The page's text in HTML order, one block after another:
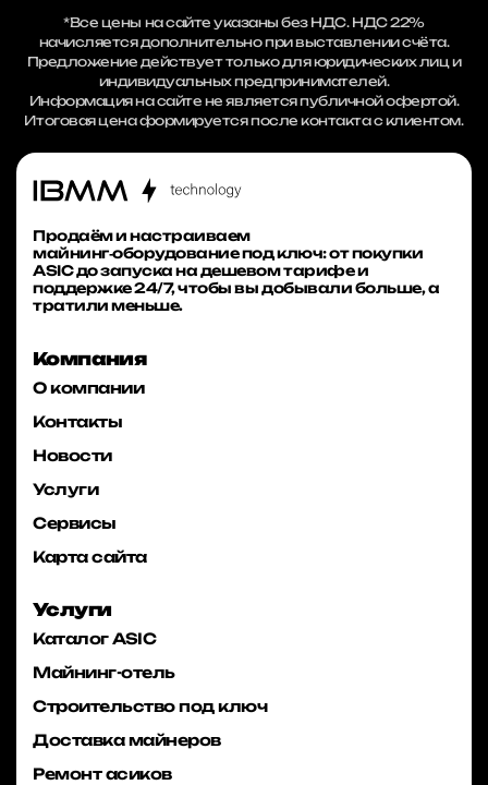
*Все цены на сайте указаны без НДС. НДС 22%
начисляется дополнительно при выставлении счёта.
Предложение действует только для юридических лиц и
индивидуальных предпринимателей.
Информация на сайте не является публичной офертой.
Итоговая цена формируется после контакта с клиентом.
Продаём и настраиваем
майнинг‑оборудование под ключ: от покупки
ASIC до запуска на дешевом тарифе и
поддержке 24/7, чтобы вы добывали больше, а
тратили меньше.
Компания
О компании
Контакты
Новости
Услуги
Сервисы
Карта сайта
Услуги
Каталог ASIC
Майнинг-отель
Строительство под ключ
Доставка майнеров
Ремонт асиков